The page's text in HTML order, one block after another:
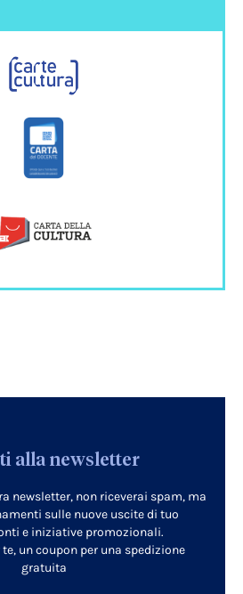
alla newsletter
newsletter, non riceverai spam, ma
sulle nuove uscite di tuo
e iniziative promozionali.
un coupon per una spedizione
gratuita